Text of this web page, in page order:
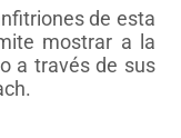
de esta
mostrar a la
a través de sus